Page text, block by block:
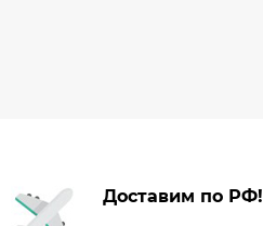
Доставим по РФ!